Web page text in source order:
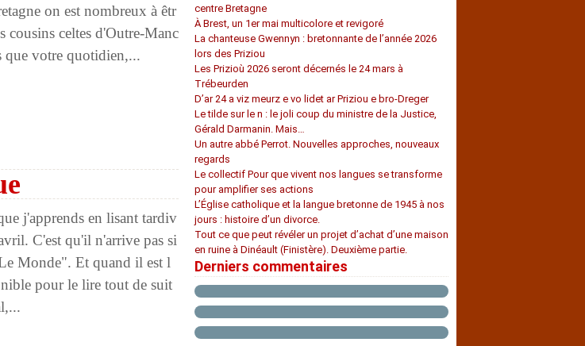
on est nombreux à êtr
cousins celtes d'Outre-Manc
que votre quotidien,...
j'apprends en lisant tardiv
C'est qu'il n'arrive pas si
Monde". Et quand il est l
pour le lire tout de suit
centre Bretagne
À Brest, un 1er mai multicolore et revigoré
La chanteuse Gwennyn : bretonnante de l’année 2026
lors des Priziou
Les Prizioù 2026 seront décernés le 24 mars à
Trébeurden
D’ar 24 a viz meurz e vo lidet ar Priziou e bro-Dreger
Le tilde sur le n : le joli coup du ministre de la Justice,
Gérald Darmanin. Mais…
Un autre abbé Perrot. Nouvelles approches, nouveaux
regards
Le collectif Pour que vivent nos langues se transforme
pour amplifier ses actions
L’Église catholique et la langue bretonne de 1945 à nos
jours : histoire d’un divorce.
Tout ce que peut révéler un projet d’achat d’une maison
en ruine à Dinéault (Finistère). Deuxième partie.
Derniers commentaires